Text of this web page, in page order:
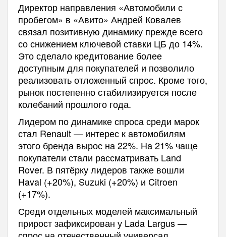
Директор направления «Автомобили с
пробегом» в «Авито» Андрей Ковалев
связал позитивную динамику прежде всего
со снижением ключевой ставки ЦБ до 14%.
Это сделало кредитование более
доступным для покупателей и позволило
реализовать отложенный спрос. Кроме того,
рынок постепенно стабилизируется после
колебаний прошлого года.
Лидером по динамике спроса среди марок
стал Renault — интерес к автомобилям
этого бренда вырос на 22%. На 21% чаще
покупатели стали рассматривать Land
Rover. В пятёрку лидеров также вошли
Haval (+20%), Suzuki (+20%) и Citroen
(+17%).
Среди отдельных моделей максимальный
прирост зафиксирован у Lada Largus —